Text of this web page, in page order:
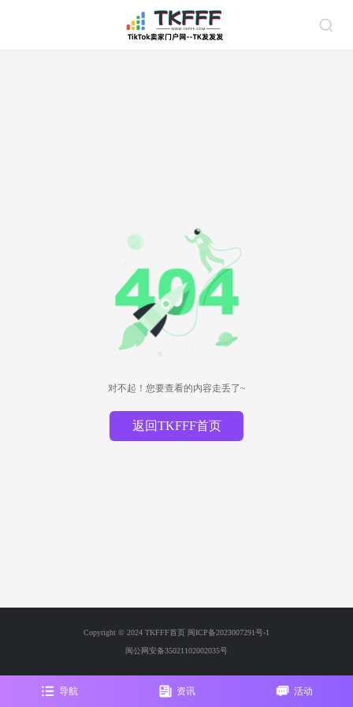
对不起！您要查看的内容走丢了~
返回TKFFF首页
Copyright © 2024 TKFFF首页 闽ICP备2023007291号-1
闽公网安备35021102002035号
导航 资讯 活动